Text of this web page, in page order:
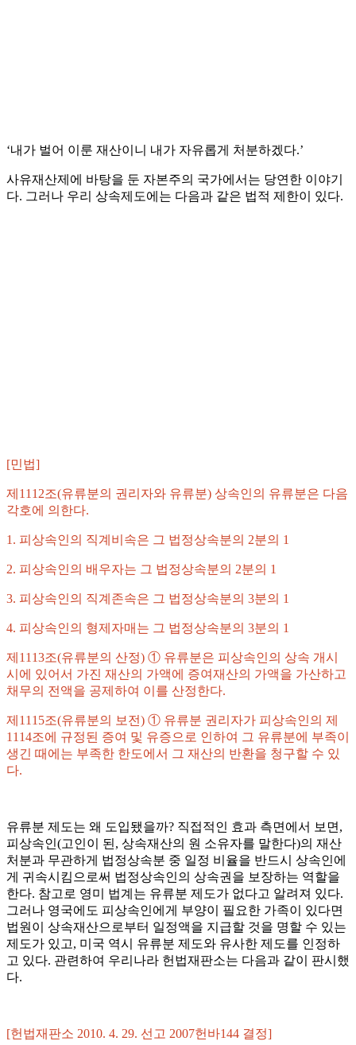
‘내가 벌어 이룬 재산이니 내가 자유롭게 처분하겠다.’
사유재산제에 바탕을 둔 자본주의 국가에서는 당연한 이야기
다. 그러나 우리 상속제도에는 다음과 같은 법적 제한이 있다.
[민법]
제1112조(유류분의 권리자와 유류분) 상속인의 유류분은 다음
각호에 의한다.
1. 피상속인의 직계비속은 그 법정상속분의 2분의 1
2. 피상속인의 배우자는 그 법정상속분의 2분의 1
3. 피상속인의 직계존속은 그 법정상속분의 3분의 1
4. 피상속인의 형제자매는 그 법정상속분의 3분의 1
제1113조(유류분의 산정) ① 유류분은 피상속인의 상속 개시
시에 있어서 가진 재산의 가액에 증여재산의 가액을 가산하고
채무의 전액을 공제하여 이를 산정한다.
제1115조(유류분의 보전) ① 유류분 권리자가 피상속인의 제
1114조에 규정된 증여 및 유증으로 인하여 그 유류분에 부족이
생긴 때에는 부족한 한도에서 그 재산의 반환을 청구할 수 있
다.
유류분 제도는 왜 도입됐을까? 직접적인 효과 측면에서 보면,
피상속인(고인이 된, 상속재산의 원 소유자를 말한다)의 재산
처분과 무관하게 법정상속분 중 일정 비율을 반드시 상속인에
게 귀속시킴으로써 법정상속인의 상속권을 보장하는 역할을
한다. 참고로 영미 법계는 유류분 제도가 없다고 알려져 있다.
그러나 영국에도 피상속인에게 부양이 필요한 가족이 있다면
법원이 상속재산으로부터 일정액을 지급할 것을 명할 수 있는
제도가 있고, 미국 역시 유류분 제도와 유사한 제도를 인정하
고 있다. 관련하여 우리나라 헌법재판소는 다음과 같이 판시했
다.
[헌법재판소 2010. 4. 29. 선고 2007헌바144 결정]